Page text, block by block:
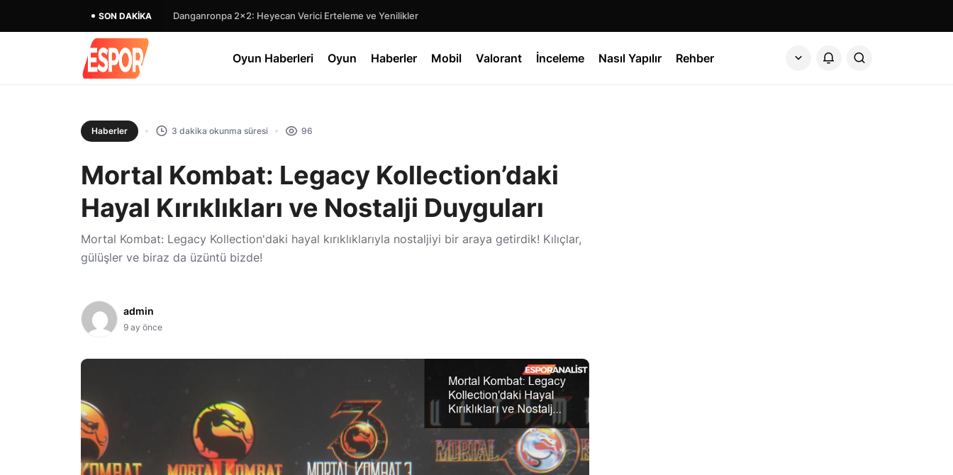
SON DAKIKA Danganronpa 2×2: Heyecan Verici Erteleme ve Yenilikler
Oyun Haberleri Oyun Haberler Mobil Valorant İnceleme Nasıl Yapılır Rehber
Haberler 3 dakika okunma süresi 96
Mortal Kombat: Legacy Kollection’daki
Hayal Kırıklıkları ve Nostalji Duyguları
Mortal Kombat: Legacy Kollection'daki hayal kırıklıklarıyla nostaljiyi bir araya getirdik! Kılıçlar,
gülüşler ve biraz da üzüntü bizde!
admin
9 ay önce